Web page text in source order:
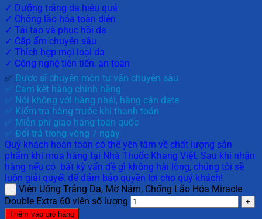
✓ Dưỡng trắng da hiệu quả
✓ Chống lão hóa toàn diện
✓ Tái tạo và phục hồi da
✓ Cấp ẩm chuyên sâu
✓ Thích hợp mọi loại da
✓ Công nghệ tiên tiến, an toàn
✅ Dược sĩ chuyên môn tư vấn chuyên sâu
✅ Cam kết hàng chính hãng
✅ Nói không với hàng nhái, hàng cận date
✅ Kiểm tra hàng trước khi thanh toán
✅ Miễn phí giao hàng toàn quốc
✅ Đổi trả trong vòng 7 ngày
Quý khách hoàn toàn có thể yên tâm về chất lượng sản
phẩm khi mua hàng tại Nhà Thuốc Khang Việt. Sau khi nhận
hàng nếu có bất kỳ vấn đề gì không hài lòng, chúng tôi sẽ
luôn giải quyết để đảm bảo quyền lợi cho quý khách!
Viên Uống Trắng Da, Mờ Nám, Chống Lão Hóa Miracle
Double Extra 60 viên số lượng
Thêm vào giỏ hàng